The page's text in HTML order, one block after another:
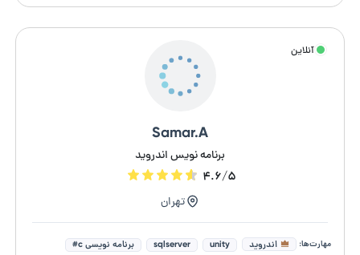
آنلاین
Samar.A
برنامه نویس اندروید
۴.۶/۵
تهران
مهارت‌ها: اندروید unity
sqlserver
برنامه نویسی c#